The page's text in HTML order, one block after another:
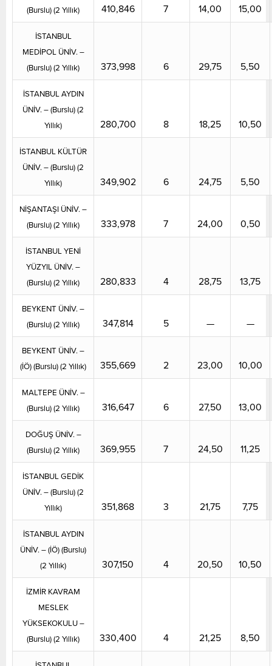
(Burslu) (2 Yıllık)
410,846 7 14,00 15,00
İSTANBUL
MEDİPOL ÜNİV. –
(Burslu) (2 Yıllık)
373,998 6 29,75 5,50
İSTANBUL AYDIN
ÜNİV. – (Burslu) (2
Yıllık)
280,700 8 18,25 10,50
İSTANBUL KÜLTÜR
ÜNİV. – (Burslu) (2
Yıllık)
349,902 6 24,75 5,50
NİŞANTAŞI ÜNİV. –
(Burslu) (2 Yıllık)
333,978 7 24,00 0,50
İSTANBUL YENİ
YÜZYIL ÜNİV. –
(Burslu) (2 Yıllık)
280,833 4 28,75 13,75
BEYKENT ÜNİV. –
(Burslu) (2 Yıllık)
347,814 5 — —
BEYKENT ÜNİV. –
(İÖ) (Burslu) (2 Yıllık)
355,669 2 23,00 10,00
MALTEPE ÜNİV. –
(Burslu) (2 Yıllık)
316,647 6 27,50 13,00
DOĞUŞ ÜNİV. –
(Burslu) (2 Yıllık)
369,955 7 24,50 11,25
İSTANBUL GEDİK
ÜNİV. – (Burslu) (2
Yıllık)
351,868 3 21,75 7,75
İSTANBUL AYDIN
ÜNİV. – (İÖ) (Burslu)
(2 Yıllık)
307,150 4 20,50 10,50
İZMİR KAVRAM
MESLEK
YÜKSEKOKULU –
(Burslu) (2 Yıllık)
330,400 4 21,25 8,50